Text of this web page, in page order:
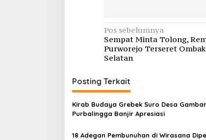
Navigasi
pos
Pos sebelumnya
Sempat Minta Tolong,
Purworejo Terseret
Selatan
Posting Terkait
Kirab Budaya Grebek Suro Desa
Purbalingga Banjir Apresiasi
18 Adegan Pembunuhan di Wirasana